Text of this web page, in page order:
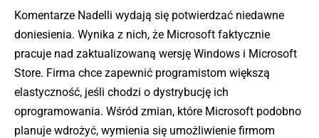
Komentarze Nadelli wydają się potwierdzać niedawne
doniesienia. Wynika z nich, że Microsoft faktycznie
pracuje nad zaktualizowaną wersję Windows i Microsoft
Store. Firma chce zapewnić programistom większą
elastyczność, jeśli chodzi o dystrybucję ich
oprogramowania. Wśród zmian, które Microsoft podobno
planuje wdrożyć, wymienia się umożliwienie firmom